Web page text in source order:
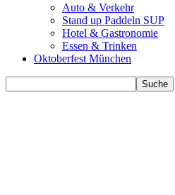
Auto & Verkehr
Stand up Paddeln SUP
Hotel & Gastronomie
Essen & Trinken
Oktoberfest München